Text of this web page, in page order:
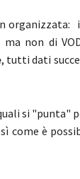
organizzata:
non di
, tutti dati
si "punta"
come è